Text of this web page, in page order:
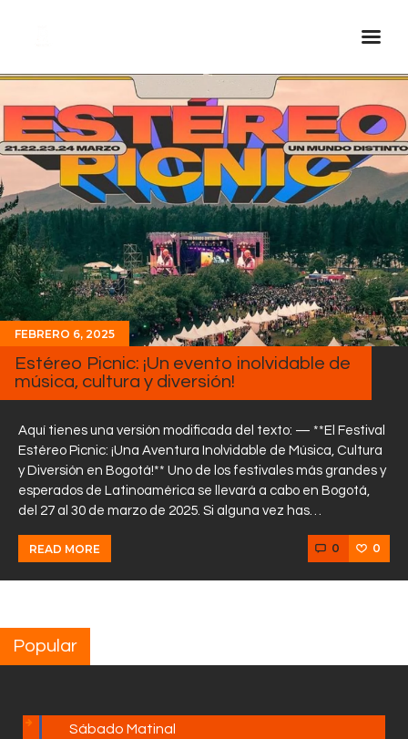
Inicio Real FM
Streaming
En Vivo
Descarga La APP
Programas
Noticias
Equipo
Sobre Nosotros
Contactos
FEBRERO 6, 2025
Estéreo Picnic: ¡Un evento inolvidable de
música, cultura y diversión!
Aquí tienes una versión modificada del texto: — **El Festival
Estéreo Picnic: ¡Una Aventura Inolvidable de Música, Cultura
y Diversión en Bogotá!** Uno de los festivales más grandes y
esperados de Latinoamérica se llevará a cabo en Bogotá,
del 27 al 30 de marzo de 2025. Si alguna vez has…
READ MORE 0 0
Popular
Sábado Matinal